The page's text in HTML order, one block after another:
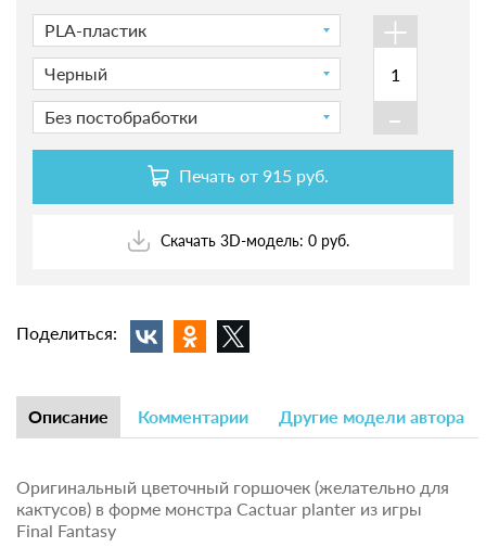
PLA-пластик
Черный
Без постобработки
+
-
Печать от 915 руб.
Скачать 3D-модель: 0 руб.
Поделиться:
Описание Комментарии Другие модели автора
Оригинальный цветочный горшочек (желательно для
кактусов) в форме монстра Cactuar planter из игры
Final Fantasy